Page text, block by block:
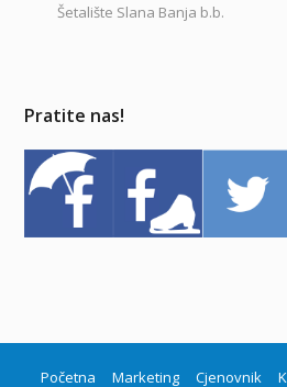
Šetalište Slana Banja b.b.
Pratite nas!
Početna Marketing Cjenovnik